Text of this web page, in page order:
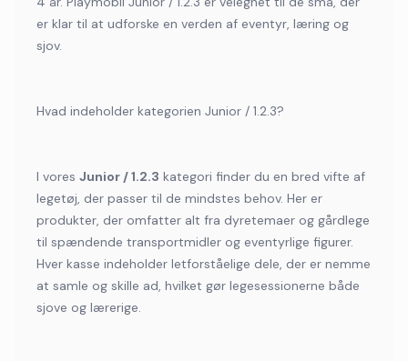
er klar til at udforske en verden af eventyr, læring og
sjov.
Hvad indeholder kategorien Junior / 1.2.3?
I vores Junior / 1.2.3 kategori finder du en bred vifte af
legetøj, der passer til de mindstes behov. Her er
produkter, der omfatter alt fra dyretemaer og gårdlege
til spændende transportmidler og eventyrlige figurer.
Hver kasse indeholder letforståelige dele, der er nemme
at samle og skille ad, hvilket gør legesessionerne både
sjove og lærerige.